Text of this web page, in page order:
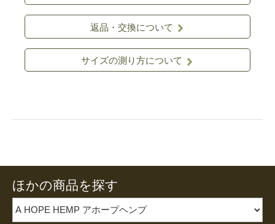
返品・交換について
サイズの測り方について
ほかの商品を探す